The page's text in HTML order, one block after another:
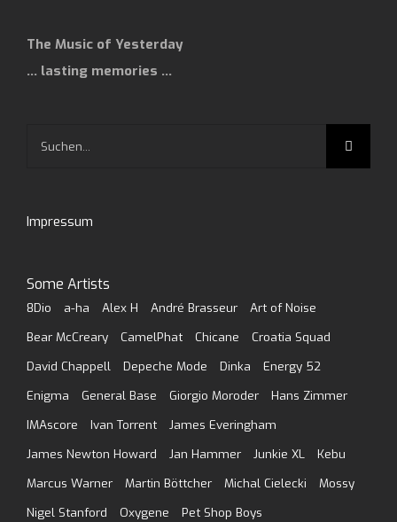
The Music of Yesterday
… lasting memories …
Impressum
Some Artists
8Dio a-ha Alex H André Brasseur
Art of Noise
Bear McCreary
CamelPhat Chicane
Croatia Squad
David Chappell
Depeche Mode Dinka
Energy 52
Enigma
General Base Giorgio Moroder
Hans Zimmer
IMAscore
Ivan Torrent
James Everingham
James Newton Howard
Jan Hammer Junkie XL
Kebu
Marcus Warner
Martin Böttcher Michal Cielecki
Mossy
Nigel Stanford
Oxygene
Pet Shop Boys